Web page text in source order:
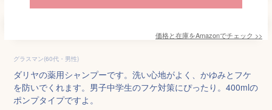
価格と在庫をAmazonでチェック >>
グラスマン(60代・男性)
ダリヤの薬用シャンプーです。洗い心地がよく、かゆみとフケ
を防いでくれます。男子中学生のフケ対策にぴったり。400mlの
ポンプタイプですよ。